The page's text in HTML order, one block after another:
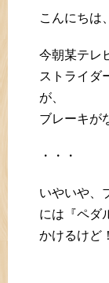
こんにちは
今朝某テレ
ストライダ
が、
ブレーキが
・・・
いやいや、
には『ペダ
かけるけど